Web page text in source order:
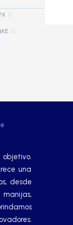
0
0
una
desde